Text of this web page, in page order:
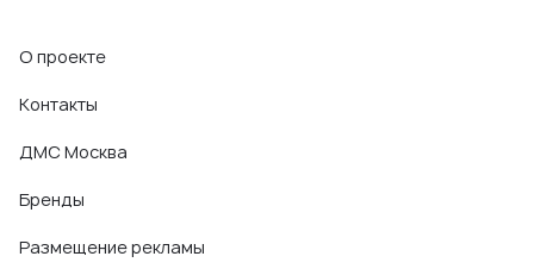
О проекте
Контакты
ДМС Москва
Бренды
Размещение рекламы